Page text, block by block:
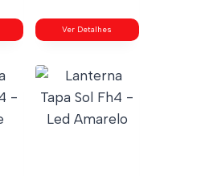
Ver Detalhes